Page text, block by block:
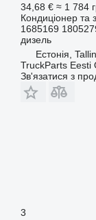
34,68 € ≈ 1 784
Кондиціонер та
1685169
дизель
Естонія,
TruckParts Eesti
Зв'язатися з
3